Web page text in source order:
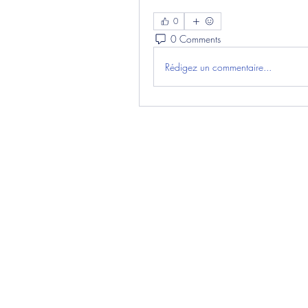
0
0 Comments
Rédigez un commentaire...